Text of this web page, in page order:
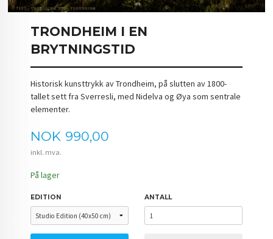
TRONDHEIM I EN
BRYTNINGSTID
Historisk kunsttrykk av Trondheim, på slutten av 1800-
tallet sett fra Sverresli, med Nidelva og Øya som sentrale
elementer.
Pris
NOK 990,00
inkl. mva.
På lager
EDITION ANTALL